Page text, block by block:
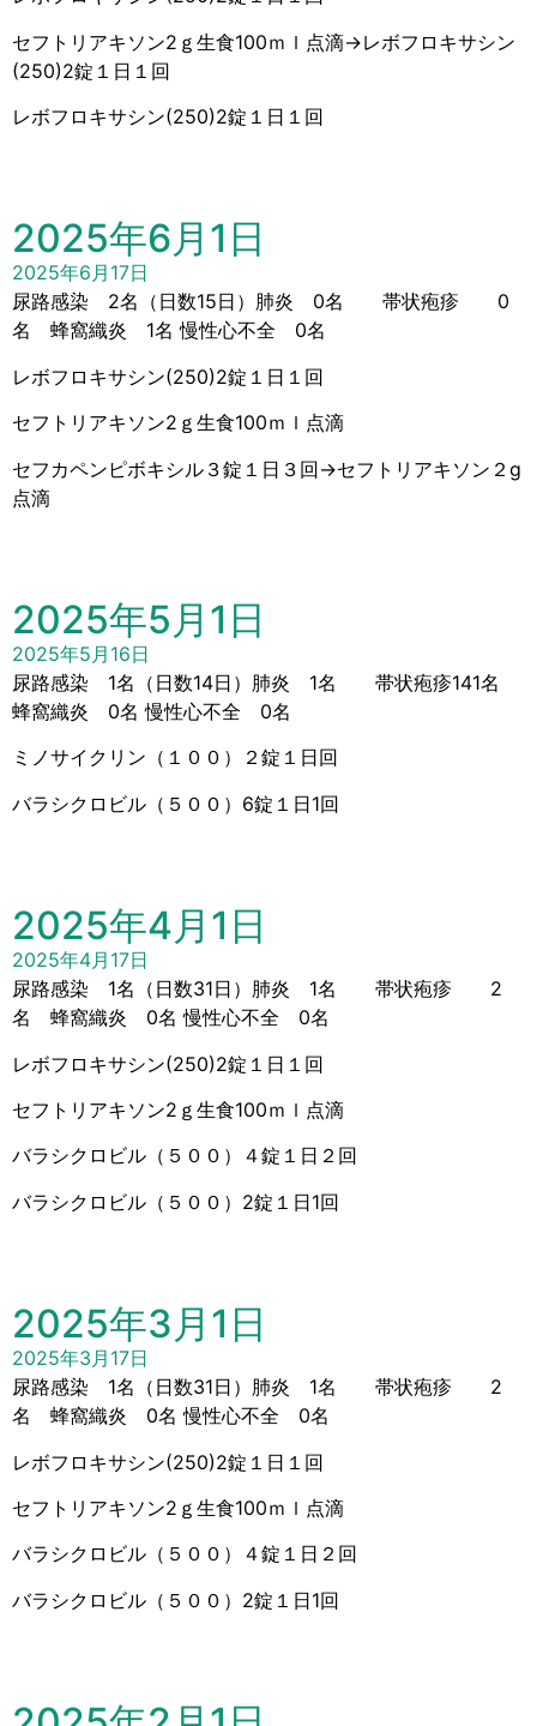
セフトリアキソン2ｇ生食100ｍｌ点滴→レボフロキサシン
(250)2錠１日１回
レボフロキサシン(250)2錠１日１回
2025年6月1日
2025年6月17日
尿路感染 2名（日数15日）肺炎 0名 帯状疱疹 0
名 蜂窩織炎 1名 慢性心不全 0名
レボフロキサシン(250)2錠１日１回
セフトリアキソン2ｇ生食100ｍｌ点滴
セフカペンピボキシル３錠１日３回→セフトリアキソン２g
点滴
2025年5月1日
2025年5月16日
尿路感染 1名（日数14日）肺炎 1名 帯状疱疹141名
蜂窩織炎 0名 慢性心不全 0名
ミノサイクリン（１００）２錠１日回
バラシクロビル（５００）6錠１日1回
2025年4月1日
2025年4月17日
尿路感染 1名（日数31日）肺炎 1名 帯状疱疹 2
名 蜂窩織炎 0名 慢性心不全 0名
レボフロキサシン(250)2錠１日１回
セフトリアキソン2ｇ生食100ｍｌ点滴
バラシクロビル（５００）４錠１日２回
バラシクロビル（５００）2錠１日1回
2025年3月1日
2025年3月17日
尿路感染 1名（日数31日）肺炎 1名 帯状疱疹 2
名 蜂窩織炎 0名 慢性心不全 0名
レボフロキサシン(250)2錠１日１回
セフトリアキソン2ｇ生食100ｍｌ点滴
バラシクロビル（５００）４錠１日２回
バラシクロビル（５００）2錠１日1回